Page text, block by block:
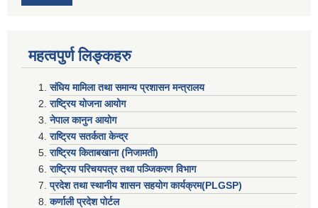
महत्वपुर्ण लिङ्कहरु
संघिय मामिला तथा समान्य प्रशासन मन्त्रालय
राष्ट्रिय योजना आयोग
नेपाल कानुन आयोग
राष्ट्रिय सतर्कता केन्द्र
राष्ट्रिय किताबखाना (निजामती)
राष्ट्रिय परिचयपत्र तथा पञ्जिकरण विभाग
प्रदेश तथा स्थानीय शासन सहयाेग कार्यक्रम(PLGSP)
कर्णाली प्रदेश पोर्टल